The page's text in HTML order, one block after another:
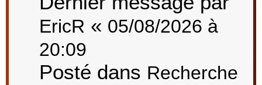
EricR « 05/08/2026 à
20:09
Posté dans Recherche